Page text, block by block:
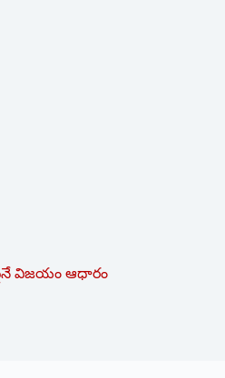
విజయం ఆధారం